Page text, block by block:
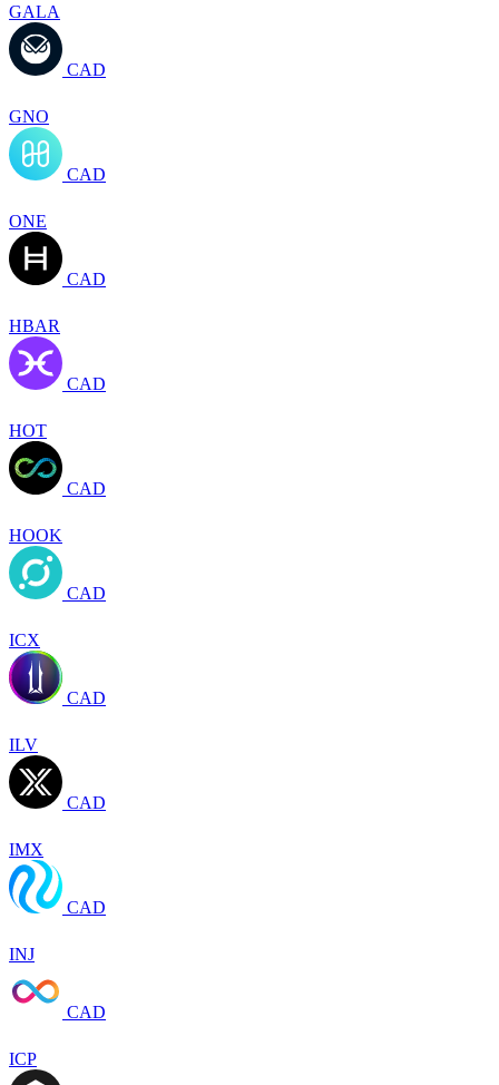
GALA
CAD
GNO
CAD
ONE
CAD
HBAR
CAD
HOT
CAD
HOOK
CAD
ICX
CAD
ILV
CAD
IMX
CAD
INJ
CAD
ICP